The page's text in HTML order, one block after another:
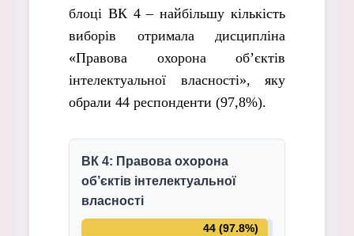
блоці ВК 4 – найбільшу кількість
виборів отримала дисципліна
«Правова охорона об’єктів
інтелектуальної власності», яку
обрали 44 респонденти (97,8%).
ВК 4: Правова охорона
об’єктів інтелектуальної
власності
44 (97.8%)